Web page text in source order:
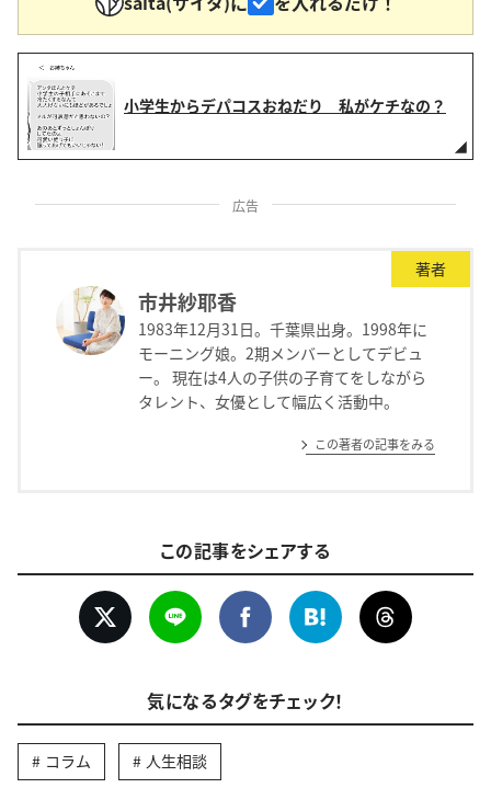
小学生からデパコスおねだり 私がケチなの？
広告
著者
市井紗耶香
1983年12月31日。千葉県出身。1998年に
モーニング娘。2期メンバーとしてデビュ
ー。 現在は4人の子供の子育てをしながら
タレント、女優として幅広く活動中。
この著者の記事をみる
この記事をシェアする
気になるタグをチェック！
コラム 人生相談